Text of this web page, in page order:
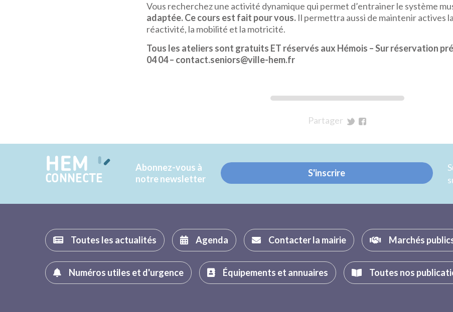
Vous recherchez une activité dynamique qui permet d’entrainer le système
adaptée. Ce cours est fait pour vous. Il permettra aussi de maintenir actives
réactivité, la mobilité et la motricité.
Tous les ateliers sont gratuits ET réservés aux Hémois – Sur réservation
04 04 – contact.seniors@ville-hem.fr
Partager
Twitter
Facebook
HEM
CONNECTE
Abonnez-vous à
notre newsletter
S'inscrire
Toutes les actualités Agenda Contacter la mairie Marchés
Numéros utiles et d'urgence Équipements et annuaires Toutes nos